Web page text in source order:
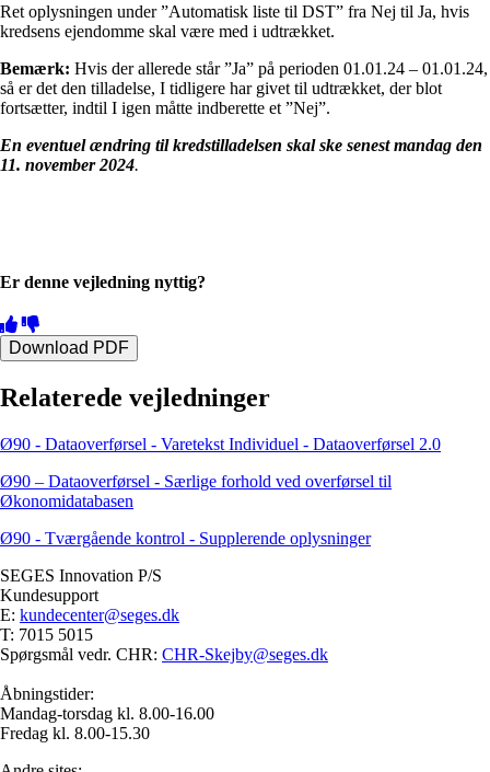
Ret oplysningen under ”Automatisk liste til DST” fra Nej til Ja, hvis
kredsens ejendomme skal være med i udtrækket.
Bemærk: Hvis der allerede står ”Ja” på perioden 01.01.24 – 01.01.24,
så er det den tilladelse, I tidligere har givet til udtrækket, der blot
fortsætter, indtil I igen måtte indberette et ”Nej”.
En eventuel ændring til kredstilladelsen skal ske senest mandag den
11. november 2024.
Er denne vejledning nyttig?
Download PDF
Relaterede vejledninger
Ø90 - Dataoverførsel - Varetekst Individuel - Dataoverførsel 2.0
Ø90 – Dataoverførsel - Særlige forhold ved overførsel til
Økonomidatabasen
Ø90 - Tværgående kontrol - Supplerende oplysninger
SEGES Innovation P/S
Kundesupport
E: kundecenter@seges.dk
T: 7015 5015
Spørgsmål vedr. CHR: CHR-Skejby@seges.dk
Åbningstider:
Mandag-torsdag kl. 8.00-16.00
Fredag kl. 8.00-15.30